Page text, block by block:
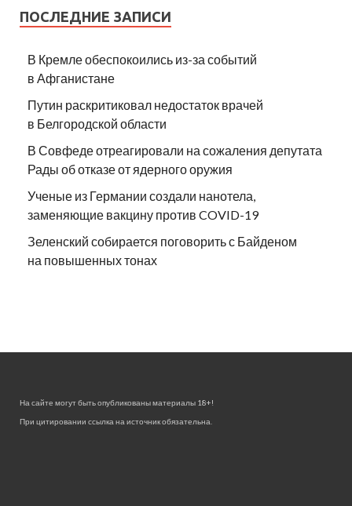
ПОСЛЕДНИЕ ЗАПИСИ
В Кремле обеспокоились из-за событий
в Афганистане
Путин раскритиковал недостаток врачей
в Белгородской области
В Совфеде отреагировали на сожаления депутата
Рады об отказе от ядерного оружия
Ученые из Германии создали нанотела,
заменяющие вакцину против COVID-19
Зеленский собирается поговорить с Байденом
на повышенных тонах
На сайте могут быть опубликованы материалы 18+!
При цитировании ссылка на источник обязательна.